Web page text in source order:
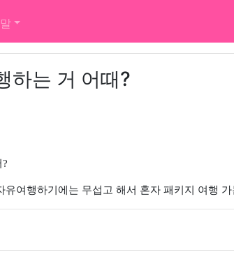
하는 거 어때?
유여행하기에는 무섭고 해서 혼자 패키지 여행 가